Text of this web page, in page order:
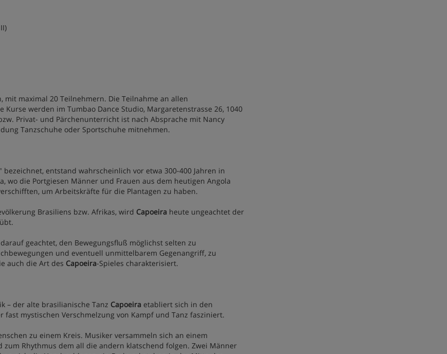
mit maximal 20 Teilnehmern. Die Teilnahme an allen
werden im Tumbao Dance Studio, Margaretenstrasse 26, 1040
Privat- und Pärchenunterricht ist nach Absprache mit Nancy
Tanzschuhe oder Sportschuhe mitnehmen.
entstand wahrscheinlich vor etwa 300-400 Jahren in
wo die Portgiesen Männer und Frauen aus dem heutigen Angola
um Arbeitskräfte für die Plantagen zu haben.
Brasiliens bzw. Afrikas, wird Capoeira heute ungeachtet der
geachtet, den Bewegungsfluß möglichst selten zu
und eventuell unmittelbarem Gegenangriff, zu
auch die Art des Capoeira-Spieles charakterisiert.
– der alte brasilianische Tanz Capoeira etabliert sich in den
mystischen Verschmelzung von Kampf und Tanz fasziniert.
zu einem Kreis. Musiker versammeln sich an einem
Rhythmus dem all die andern klatschend folgen. Zwei Männer